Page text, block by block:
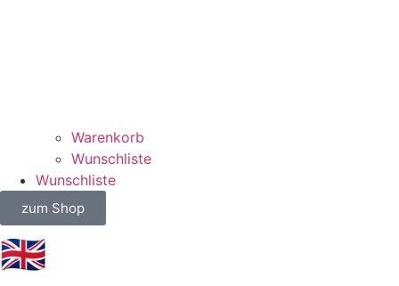
Warenkorb
Wunschliste
Wunschliste
zum Shop
🇬🇧